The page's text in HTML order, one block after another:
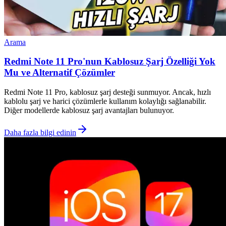
Arama
Redmi Note 11 Pro'nun Kablosuz Şarj Özelliği Yok
Mu ve Alternatif Çözümler
Redmi Note 11 Pro, kablosuz şarj desteği sunmuyor. Ancak, hızlı
kablolu şarj ve harici çözümlerle kullanım kolaylığı sağlanabilir.
Diğer modellerde kablosuz şarj avantajları bulunuyor.
Daha fazla bilgi edinin